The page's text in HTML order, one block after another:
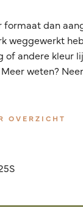
formaat dan
weggewerkt
of andere kleur
weten?
OVERZICHT